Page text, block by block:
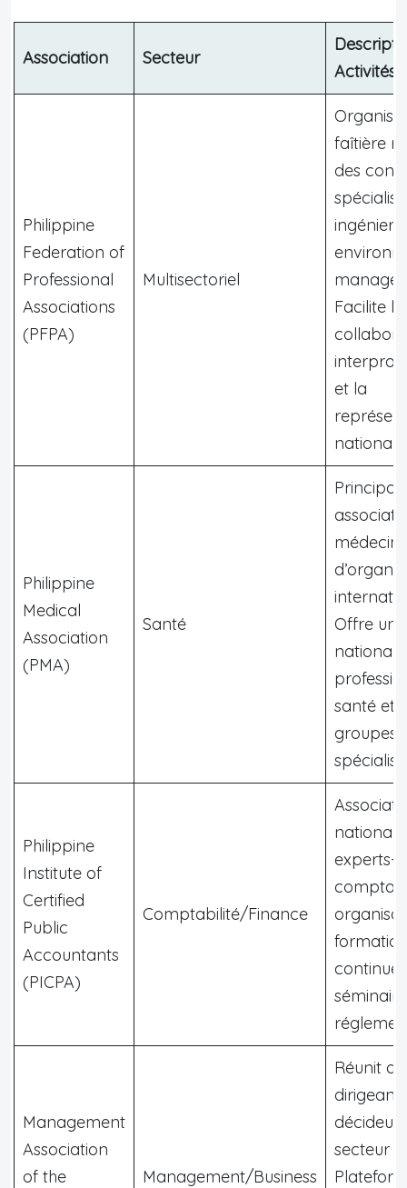
Association Secteur
Activités
Philippine
Federation of
Professional
Associations
(PFPA)
Multisectoriel
faîtière
des
Facilite la
et la
nationale.
Philippine
Medical
Association
(PMA)
Santé
Offre un
national
santé et
groupes
Philippine
Institute of
Certified
Public
Accountants
(PICPA)
Comptabilité/Finance
experts-
Management
Association
of the
Management/Business
Réunit
secteur